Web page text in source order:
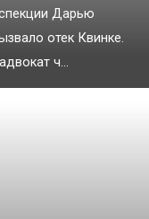
Дарью
отек Квинке.
ч...